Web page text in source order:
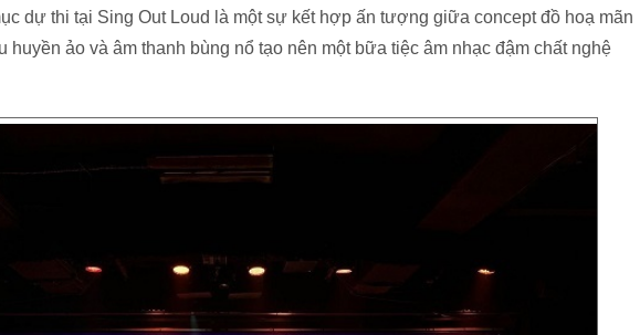
dự thi tại Sing Out Loud là một sự kết hợp ấn tượng giữa concept đồ hoạ mãn
huyền ảo và âm thanh bùng nổ tạo nên một bữa tiệc âm nhạc đậm chất nghệ